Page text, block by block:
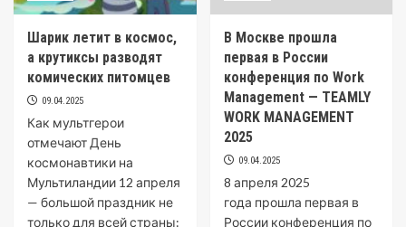
Шарик летит в космос,
а крутиксы разводят
комических питомцев
09.04.2025
Как мультгерои
отмечают День
космонавтики на
Мультиландии 12 апреля
— большой праздник не
только для всей страны:
В Москве прошла
первая в России
конференция по Work
Management — TEAMLY
WORK MANAGEMENT
2025
09.04.2025
8 апреля 2025
года прошла первая в
России конференция по